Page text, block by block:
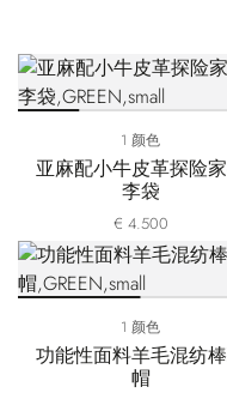
1 颜色
亚麻配小牛皮革探险
李袋
€ 4.500
1 颜色
功能性面料羊毛混纺
帽